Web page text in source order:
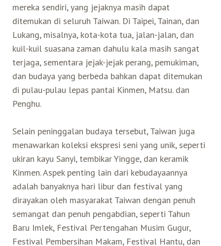
mereka sendiri, yang jejaknya masih dapat
ditemukan di seluruh Taiwan. Di Taipei, Tainan, dan
Lukang, misalnya, kota-kota tua, jalan-jalan, dan
kuil-kuil suasana zaman dahulu kala masih sangat
terjaga, sementara jejak-jejak perang, pemukiman,
dan budaya yang berbeda bahkan dapat ditemukan
di pulau-pulau lepas pantai Kinmen, Matsu. dan
Penghu.
Selain peninggalan budaya tersebut, Taiwan juga
menawarkan koleksi ekspresi seni yang unik, seperti
ukiran kayu Sanyi, tembikar Yingge, dan keramik
Kinmen. Aspek penting lain dari kebudayaannya
adalah banyaknya hari libur dan festival yang
dirayakan oleh masyarakat Taiwan dengan penuh
semangat dan penuh pengabdian, seperti Tahun
Baru Imlek, Festival Pertengahan Musim Gugur,
Festival Pembersihan Makam, Festival Hantu, dan